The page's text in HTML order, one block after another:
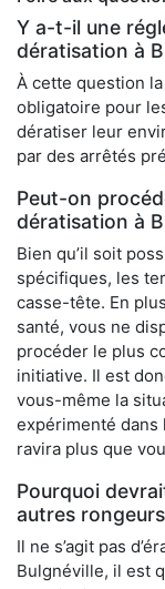
Y a-t-il une
dératisation à
À cette question
obligatoire pour
dératiser leur
par des arrêtés
Peut-on
dératisation à
Bien qu’il soit
spécifiques, les
casse-tête. En
santé, vous ne
procéder le plus
initiative. Il est
vous-même la
expérimenté dans
ravira plus que
Pourquoi
autres
Il ne s’agit pas
Bulgnéville, il est